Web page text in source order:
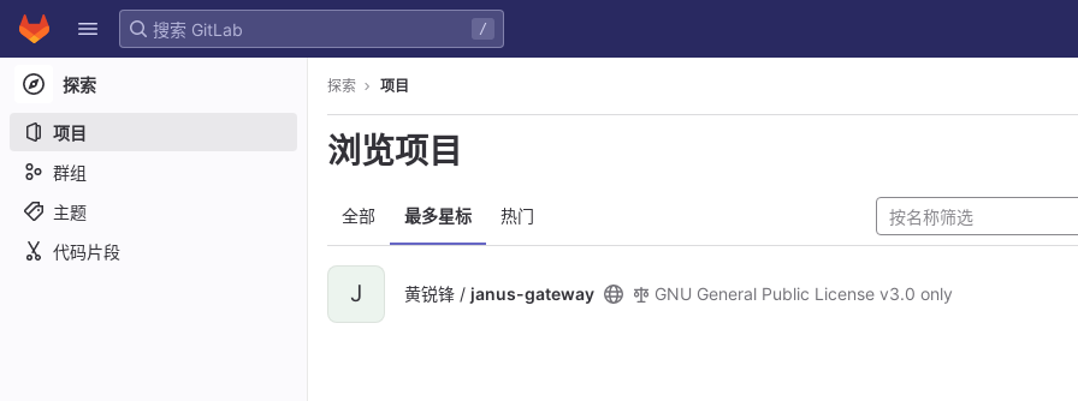
Skip to content
GitLab
/
探索
项目
群组
主题
代码片段
探索 项目
浏览项目
全部 最多星标 热门
J 黄锐锋 / janus-gateway GNU General Public License v3.0 only